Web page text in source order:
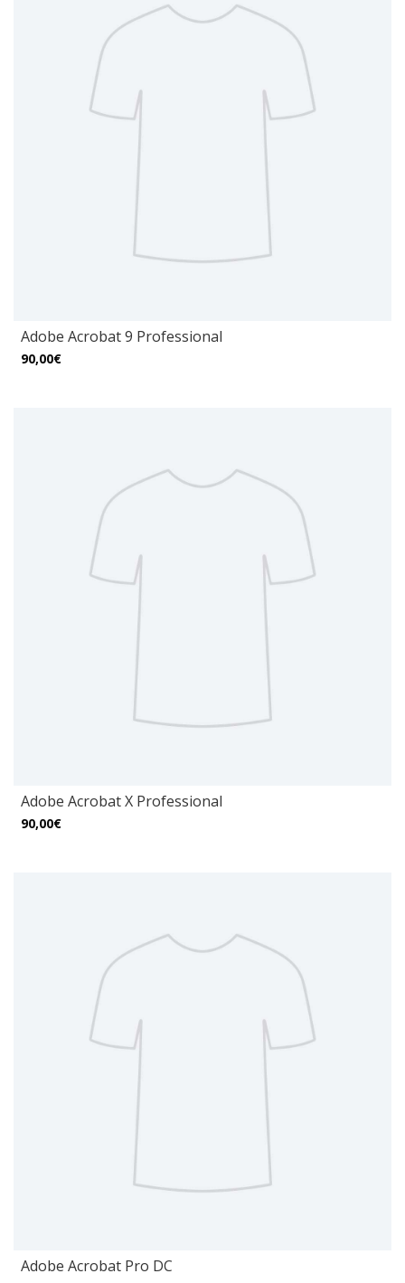
Adobe Acrobat 9 Professional
90,00€
Adobe Acrobat X Professional
90,00€
Adobe Acrobat Pro DC